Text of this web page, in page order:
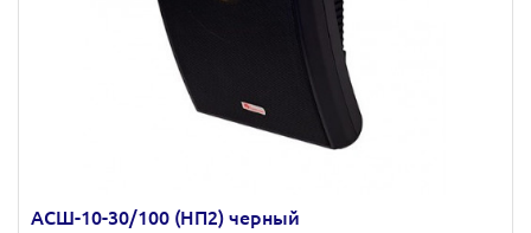
АСШ-10-30/100 (НП2) черный